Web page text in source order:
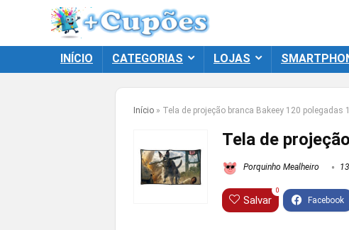
INÍCIO CATEGORIAS LOJAS
Início » Tela de projeção branca Bakeey 120 polegadas
Tela de
Porquinho Mealheiro
Salvar
0